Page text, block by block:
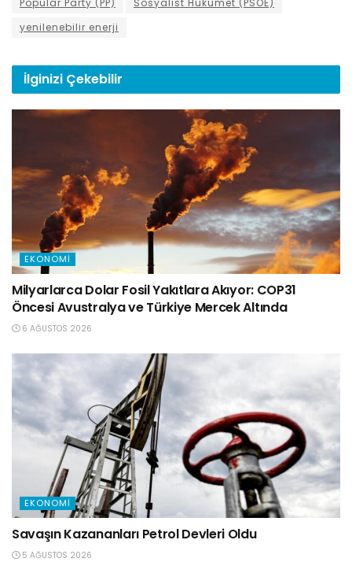
yenilenebilir enerji
İlginizi Çekebilir
EKONOMI
Milyarlarca Dolar Fosil Yakıtlara Akıyor: COP31
Öncesi Avustralya ve Türkiye Mercek Altında
6 AĞUSTOS 2026
EKONOMI
Savaşın Kazananları Petrol Devleri Oldu
5 AĞUSTOS 2026